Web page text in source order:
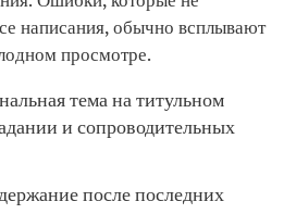
написания, обычно всплывают
просмотре.
тема на титульном
и сопроводительных
после последних